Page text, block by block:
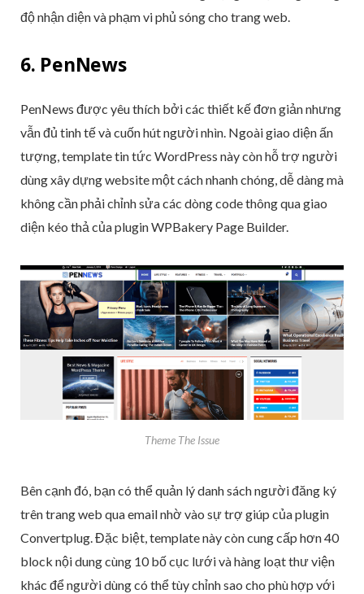
độ nhận diện và phạm vi phủ sóng cho trang web.
6. PenNews
PenNews được yêu thích bởi các thiết kế đơn giản nhưng
vẫn đủ tinh tế và cuốn hút người nhìn. Ngoài giao diện ấn
tượng, template tin tức WordPress này còn hỗ trợ người
dùng xây dựng website một cách nhanh chóng, dễ dàng mà
không cần phải chỉnh sửa các dòng code thông qua giao
diện kéo thả của plugin WPBakery Page Builder.
Theme The Issue
Bên cạnh đó, bạn có thể quản lý danh sách người đăng ký
trên trang web qua email nhờ vào sự trợ giúp của plugin
Convertplug. Đặc biệt, template này còn cung cấp hơn 40
block nội dung cùng 10 bố cục lưới và hàng loạt thư viện
khác để người dùng có thể tùy chỉnh sao cho phù hợp với